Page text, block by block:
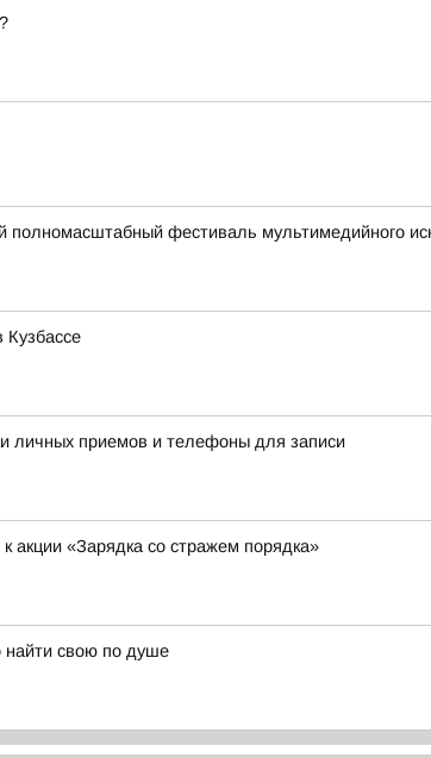
фестиваль мультимедийного
Кузбассе
личных приемов и телефоны для записи
акции «Зарядка со стражем порядка»
найти свою по душе